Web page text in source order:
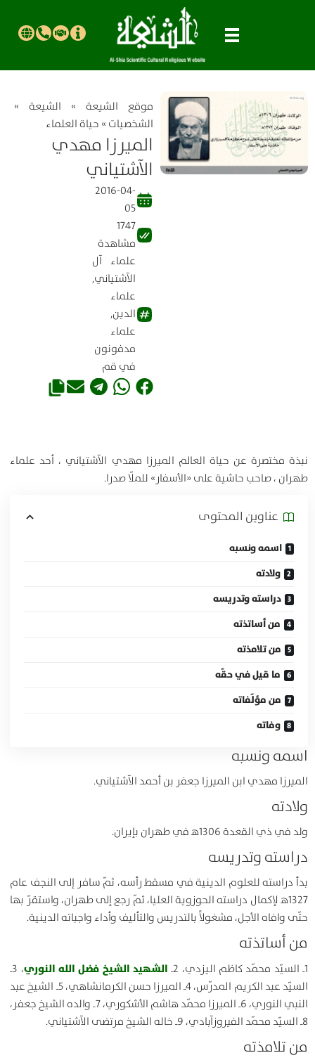
موقع الشیعة» الشيعة»
الشخصيات » حياة العلماء
الميرزا مهدي
الآشتياني
2016-04-
05
1747
مشاهدة
علماء آل
الآشتياني,
علماء
الدين,
علماء
مدفونون
في قم
نبذة مختصرة عن حياة العالم الميرزا مهدي الآشتياني ، أحد علماء
طهران ، صاحب حاشية على «الأسفار» للملّا صدرا.
عناوين المحتوی
اسمه ونسبه
ولادته
دراسته وتدريسه
من أساتذته
من تلامذته
ما قيل في حقّه
من مؤلّفاته
وفاته
اسمه ونسبه
الميرزا مهدي ابن الميرزا جعفر بن أحمد الآشتياني.
ولادته
ولد في ذي القعدة 1306ﻫ في طهران بإيران.
دراسته وتدريسه
بدأ دراسته للعلوم الدينية في مسقط رأسه، ثمّ سافر إلى النجف عام
1327ﻫ لإكمال دراسته الحوزوية العليا، ثمّ رجع إلى طهران، واستقرّ بها
حتّى وافاه الأجل، مشغولاً بالتدريس والتأليف وأداء واجباته الدينية.
من أساتذته
1ـ السيّد محمّد كاظم اليزدي، 2ـ الشهيد الشيخ فضل الله النوري
، 3ـ
السيّد عبد الكريم المدرّس، 4ـ الميرزا حسن الكرمانشاهي، 5ـ الشيخ عبد
النبي النوري، 6ـ الميرزا محمّد هاشم الأشكوري، 7ـ والده الشيخ جعفر،
8ـ السيّد محمّد الفيروزآبادي، 9ـ خاله الشيخ مرتضى الآشتياني.
من تلامذته